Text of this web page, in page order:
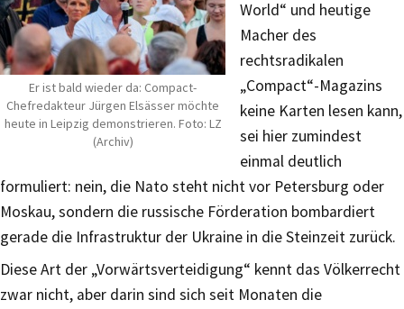
Er ist bald wieder da: Compact-
Chefredakteur Jürgen Elsässer möchte
heute in Leipzig demonstrieren. Foto: LZ
(Archiv)
World“ und heutige
Macher des
rechtsradikalen
„Compact“-Magazins
keine Karten lesen kann,
sei hier zumindest
einmal deutlich
formuliert: nein, die Nato steht nicht vor Petersburg oder
Moskau, sondern die russische Förderation bombardiert
gerade die Infrastruktur der Ukraine in die Steinzeit zurück.
Diese Art der „Vorwärtsverteidigung“ kennt das Völkerrecht
zwar nicht, aber darin sind sich seit Monaten die